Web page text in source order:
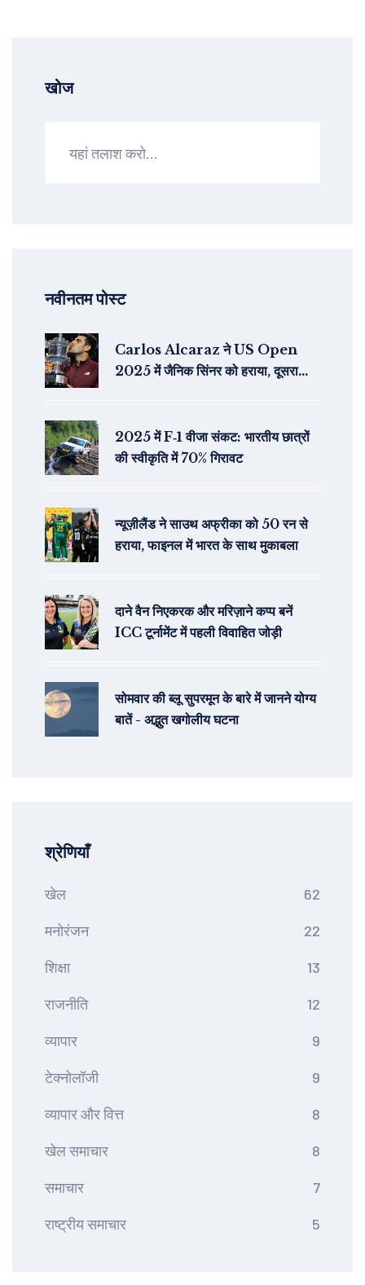
खोज
नवीनतम पोस्ट
Carlos Alcaraz ने US Open
2025 में जैनिक सिंनर को हराया, दूसरा
2025 में F‑1 वीजा संकट: भारतीय छात्रों
की स्वीकृति में 70% गिरावट
न्यूज़ीलैंड ने साउथ अफ्रीका को 50 रन से
हराया, फाइनल में भारत के साथ मुकाबला
दाने वैन निएकरक और मरिज़ाने कप्प बनें
ICC टूर्नामेंट में पहली विवाहित जोड़ी
सोमवार की ब्लू सुपरमून के बारे में जानने योग्य
बातें - अद्भुत खगोलीय घटना
श्रेणियाँ
खेल 62
मनोरंजन 22
शिक्षा 13
राजनीति 12
व्यापार 9
टेक्नोलॉजी 9
व्यापार और वित्त 8
खेल समाचार 8
समाचार 7
राष्ट्रीय समाचार 5